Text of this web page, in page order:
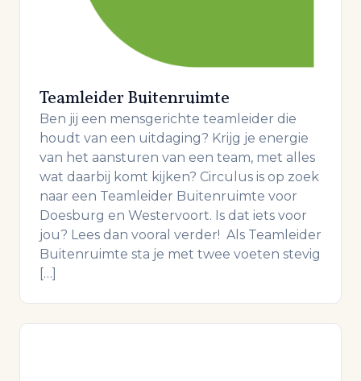
Teamleider Buitenruimte
Ben jij een mensgerichte teamleider die
houdt van een uitdaging? Krijg je energie
van het aansturen van een team, met alles
wat daarbij komt kijken? Circulus is op zoek
naar een Teamleider Buitenruimte voor
Doesburg en Westervoort. Is dat iets voor
jou? Lees dan vooral verder! Als Teamleider
Buitenruimte sta je met twee voeten stevig
[…]